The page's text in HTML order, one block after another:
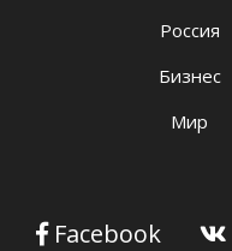
Россия
Бизнес
Мир
Facebook